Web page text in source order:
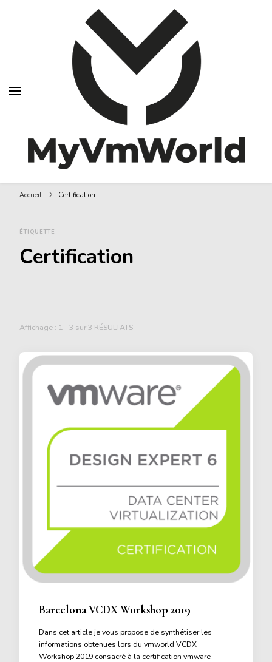
MyVMworld
Accueil Certification
ÉTIQUETTE
Certification
Affichage : 1 - 3 sur 3 RÉSULTATS
Barcelona VCDX Workshop 2019
Dans cet article je vous propose de synthétiser les
informations obtenues lors du vmworld VCDX
Workshop 2019 consacré à la certification vmware